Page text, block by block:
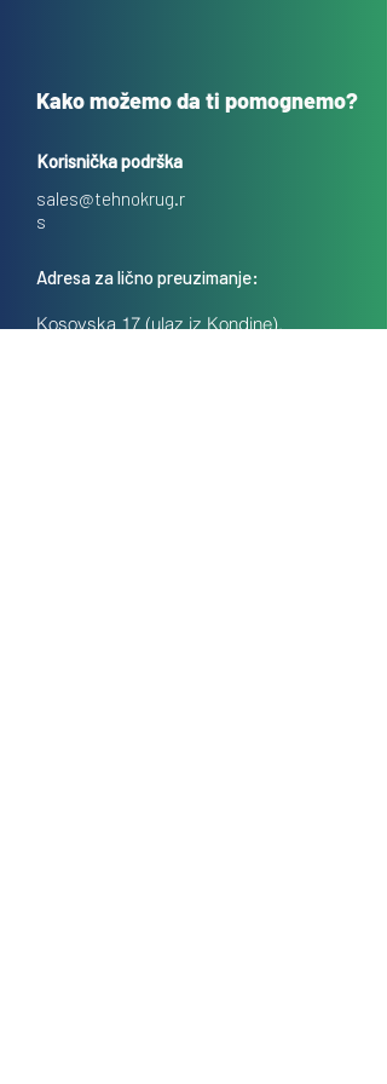
Kako možemo da ti pomognemo?
Korisnička podrška
sales@tehnokrug.r
s
Adresa za lično preuzimanje:
Kosovska 17 (ulaz iz Kondine),